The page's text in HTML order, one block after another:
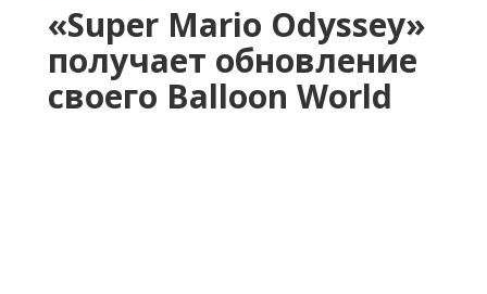
«Super Mario Odyssey»
получает обновление
своего Balloon World